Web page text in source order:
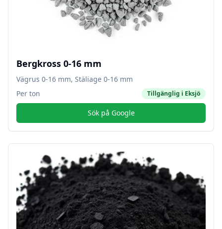
Bergkross 0-16 mm
Vägrus 0-16 mm, Stäliage 0-16 mm
Per ton
Tillgänglig i Eksjö
Sök på Google